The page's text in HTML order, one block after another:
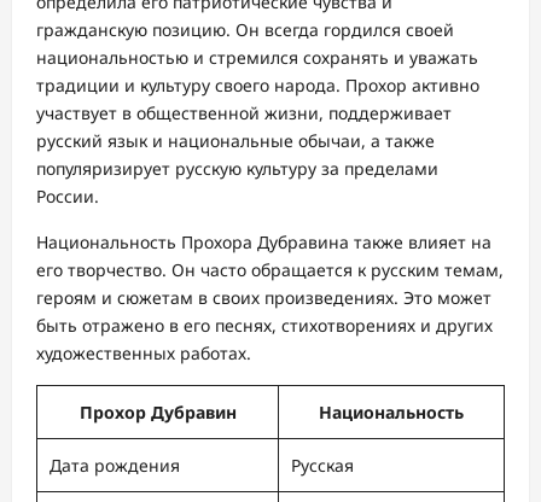
гражданскую позицию. Он всегда гордился своей
национальностью и стремился сохранять и уважать
традиции и культуру своего народа. Прохор активно
участвует в общественной жизни, поддерживает
русский язык и национальные обычаи, а также
популяризирует русскую культуру за пределами
России.
Национальность Прохора Дубравина также влияет на
его творчество. Он часто обращается к русским темам,
героям и сюжетам в своих произведениях. Это может
быть отражено в его песнях, стихотворениях и других
художественных работах.
Прохор Дубравин Национальность
Дата рождения Русская